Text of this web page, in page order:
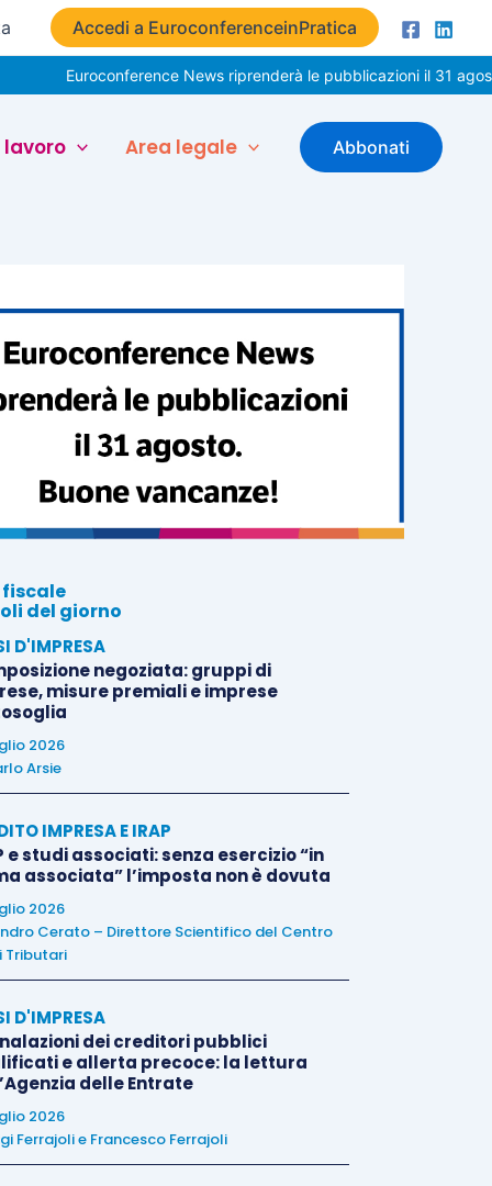
Accedi a EuroconferenceinPratica
Euroconference News riprenderà le pubblicazioni il 31 agosto.
lavoro Area legale Abbonati
del giorno
D'IMPRESA
negoziata: gruppi di
misure premiali e imprese
2026
Arsie
IMPRESA E IRAP
e studi associati: senza esercizio “in
associata” l’imposta non è dovuta
2026
Cerato – Direttore Scientifico del Centro
Tributari
D'IMPRESA
dei creditori pubblici
e allerta precoce: la lettura
delle Entrate
2026
Ferrajolie Francesco Ferrajoli